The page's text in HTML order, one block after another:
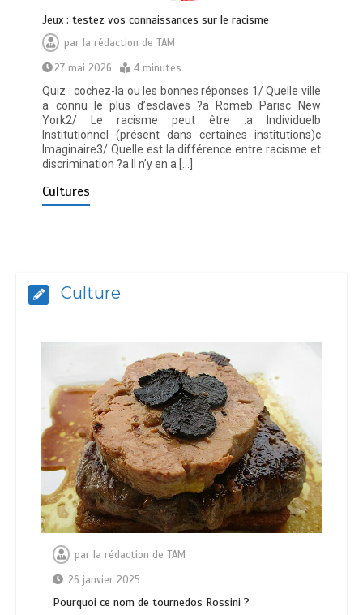
Jeux : testez vos connaissances sur le racisme
par la rédaction de TAM
27 mai 2026
4 minutes
Quiz : cochez-la ou les bonnes réponses 1/ Quelle ville
a connu le plus d’esclaves ?a Romeb Parisc New
York2/ Le racisme peut être :a Individuelb
Institutionnel (présent dans certaines institutions)c
Imaginaire3/ Quelle est la différence entre racisme et
discrimination ?a Il n’y en a […]
Cultures
Culture
par la rédaction de TAM
26 janvier 2025
Pourquoi ce nom de tournedos Rossini ?